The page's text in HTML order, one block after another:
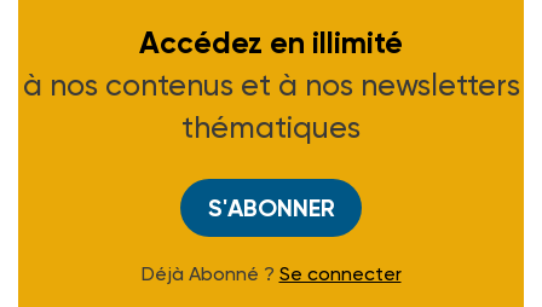
Accédez en illimité
à nos contenus et à nos newsletters
thématiques
S'ABONNER
Déjà Abonné ? Se connecter